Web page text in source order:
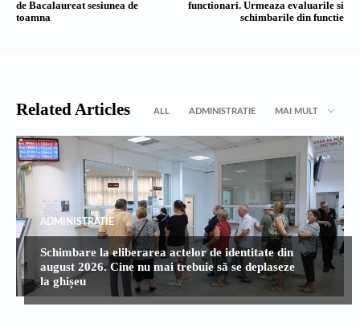
de Bacalaureat sesiunea de
toamna
functionari. Urmeaza evaluarile si
schimbarile din functie
Related Articles ALL ADMINISTRATIE MAI MULT
ADMINISTRATIE
Schimbare la eliberarea actelor de identitate din
august 2026. Cine nu mai trebuie să se deplaseze
la ghișeu